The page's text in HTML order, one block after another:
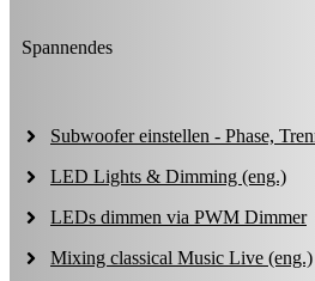
Spannendes
Subwoofer einstellen - Phase,
LED Lights & Dimming (eng.)
LEDs dimmen via PWM Dimmer
Mixing classical Music Live (eng.)